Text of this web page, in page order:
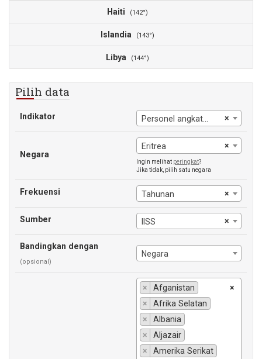
Haiti (142°)
Islandia (143°)
Libya (144°)
Pilih data
Indikator ×
Personel angkatan bersenjata (% dari total angkatan kerja)
Negara
×
Eritrea
Ingin melihat peringkat?
Jika tidak, pilih satu negara
Frekuensi ×
Tahunan
Sumber ×
IISS
Bandingkan dengan
(opsional)
Negara
×
×
Afganistan
×
Afrika Selatan
×
Albania
×
Aljazair
×
Amerika Serikat